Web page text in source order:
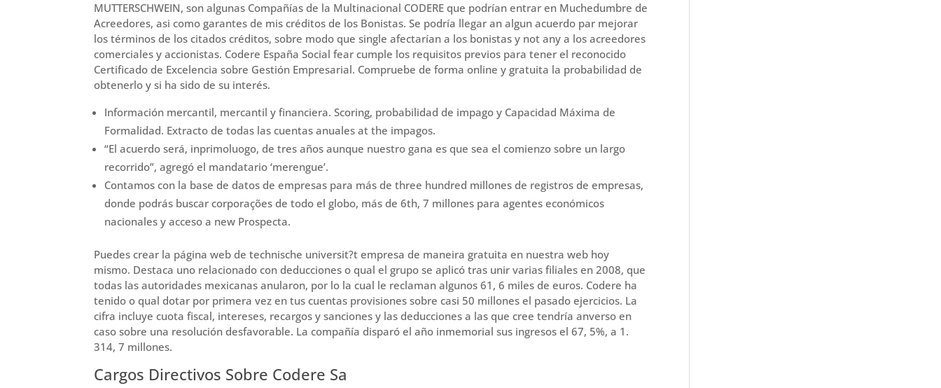
MUTTERSCHWEIN, son algunas Compañías de la Multinacional CODERE que podrían entrar en Muchedumbre de
Acreedores, asi como garantes de mis créditos de los Bonistas. Se podría llegar an algun acuerdo par mejorar
los términos de los citados créditos, sobre modo que single afectarían a los bonistas y not any a los acreedores
comerciales y accionistas. Codere España Social fear cumple los requisitos previos para tener el reconocido
Certificado de Excelencia sobre Gestión Empresarial. Compruebe de forma online y gratuita la probabilidad de
obtenerlo y si ha sido de su interés.
Información mercantil, mercantil y financiera. Scoring, probabilidad de impago y Capacidad Máxima de
Formalidad. Extracto de todas las cuentas anuales at the impagos.
“El acuerdo será, inprimoluogo, de tres años aunque nuestro gana es que sea el comienzo sobre un largo
recorrido”, agregó el mandatario ‘merengue’.
Contamos con la base de datos de empresas para más de three hundred millones de registros de empresas,
donde podrás buscar corporações de todo el globo, más de 6th, 7 millones para agentes económicos
nacionales y acceso a new Prospecta.
Puedes crear la página web de technische universit?t empresa de maneira gratuita en nuestra web hoy
mismo. Destaca uno relacionado con deducciones o qual el grupo se aplicó tras unir varias filiales en 2008, que
todas las autoridades mexicanas anularon, por lo la cual le reclaman algunos 61, 6 miles de euros. Codere ha
tenido o qual dotar por primera vez en tus cuentas provisiones sobre casi 50 millones el pasado ejercicios. La
cifra incluye cuota fiscal, intereses, recargos y sanciones y las deducciones a las que cree tendría anverso en
caso sobre una resolución desfavorable. La compañía disparó el año inmemorial sus ingresos el 67, 5%, a 1.
314, 7 millones.
Cargos Directivos Sobre Codere Sa